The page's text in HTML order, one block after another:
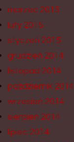
marzec 2015
luty 2015
styczeń 2015
grudzień 2014
listopad 2014
październik 2014
wrzesień 2014
sierpień 2014
lipiec 2014